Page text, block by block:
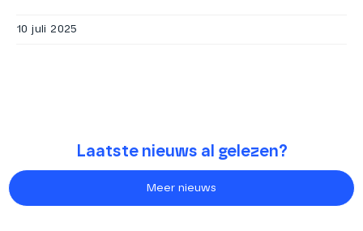
10 juli 2025
Laatste nieuws al gelezen?
Meer nieuws